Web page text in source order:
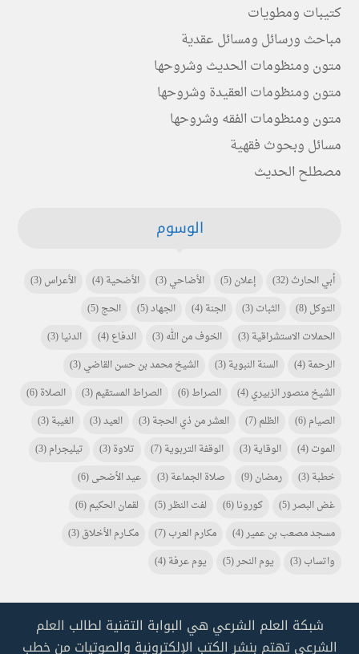
كتيبات ومطويات
مباحث ورسائل ومسائل عقدية
متون ومنظومات الحديث وشروحها
متون ومنظومات العقيدة وشروحها
متون ومنظومات الفقه وشروحها
مسائل وبحوث فقهية
مصطلح الحديث
الوسوم
أبي الحارث(32) إعلان(5) الأضاحي(3) الأضحية(4) الأعراس(3)
التوكل(8) الثبات(3) الجنة(4) الجهاد(5) الحج(5)
الحملات الاستشراقية(3) الخوف من الله(3) الدفاع(4) الدنيا(3)
الرحمة(4) السنة النبوية(3) الشيخ محمد بن حسن القاضي(3)
الشيخ منصور الزبيري(4) الصراط(6) الصراط المستقيم(3) الصلاة(6)
الصيام(6) الظلم(7) العشر من ذي الحجة(3) العيد(3) الغيبة(3)
الموت(4) الوقاية(3) الوقفة التربوية(7) تلاوة(3) تيليجرام(3)
خطبة(3) رمضان(9) صلاة الجماعة(3) عيد الأضحى(6)
غض البصر(5) كورونا(6) لفت النظر(5) لقمان الحكيم(6)
مسجد مصعب بن عمير(4) مكارم العرب(7) مكـــارم الأخلاق(3)
واتساب(3) يوم النحر(5) يوم عرفة(4)
شبكة العلم الشرعي هي البوابة التقنية لطالب العلم
الشرعي تهتم بنشر الكتب الإلكترونية والصوتيات من خطب